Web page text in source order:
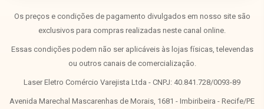
Os preços e condições de pagamento divulgados em nosso site são
exclusivos para compras realizadas neste canal online.
Essas condições podem não ser aplicáveis às lojas físicas, televendas
ou outros canais de comercialização.
Laser Eletro Comércio Varejista Ltda - CNPJ: 40.841.728/0093-89
Avenida Marechal Mascarenhas de Morais, 1681 - Imbiribeira - Recife/PE